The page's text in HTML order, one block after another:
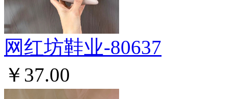
网红坊鞋业-80637
￥37.00